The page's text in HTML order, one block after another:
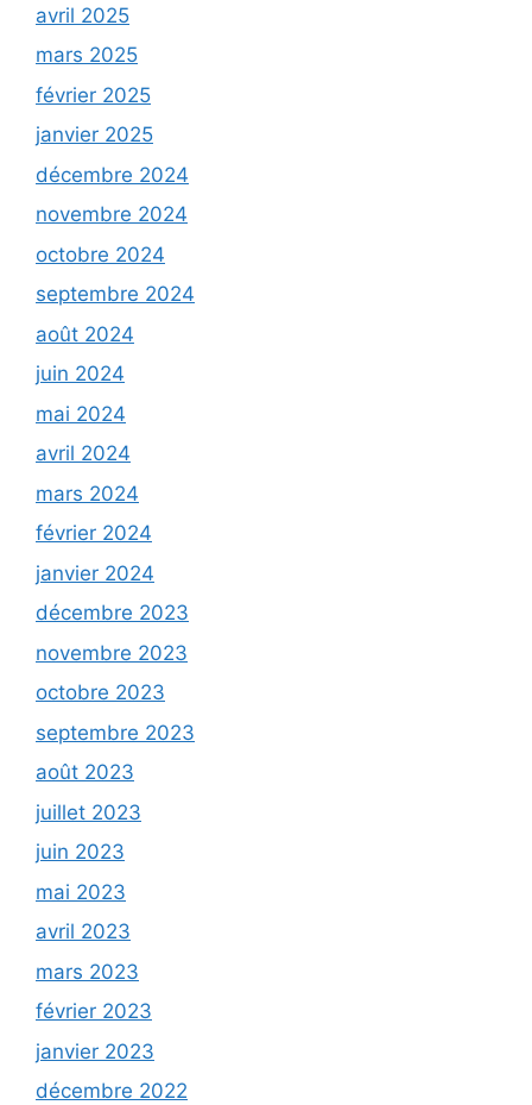
avril 2025
mars 2025
février 2025
janvier 2025
décembre 2024
novembre 2024
octobre 2024
septembre 2024
août 2024
juin 2024
mai 2024
avril 2024
mars 2024
février 2024
janvier 2024
décembre 2023
novembre 2023
octobre 2023
septembre 2023
août 2023
juillet 2023
juin 2023
mai 2023
avril 2023
mars 2023
février 2023
janvier 2023
décembre 2022